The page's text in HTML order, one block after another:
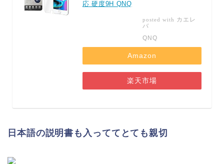
応 硬度9H QNQ
posted with カエレ
バ
QNQ
Amazon
楽天市場
日本語の説明書も入っててとても親切